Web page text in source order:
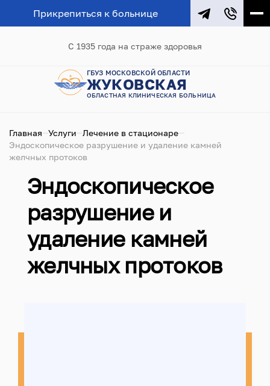
Прикрепиться к больнице
С 1935 года на страже здоровья
ГБУЗ МОСКОВСКОЙ ОБЛАСТИ
ЖУКОВСКАЯ
ОБЛАСТНАЯ КЛИНИЧЕСКАЯ БОЛЬНИЦА
Главная Услуги
Лечение в стационаре
Эндоскопическое разрушение и удаление камней
желчных протоков
Эндоскопическое
разрушение и
удаление камней
желчных протоков